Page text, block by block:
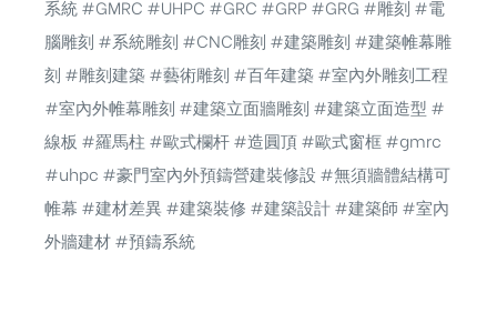
系統 #GMRC #UHPC #GRC #GRP #GRG #雕刻 #電
腦雕刻 #系統雕刻 #CNC雕刻 #建築雕刻 #建築帷幕雕
刻 #雕刻建築 #藝術雕刻 #百年建築 #室內外雕刻工程
#室內外帷幕雕刻 #建築立面牆雕刻 #建築立面造型 #
線板 #羅馬柱 #歐式欄杆 #造圓頂 #歐式窗框 #gmrc
#uhpc #豪門室內外預鑄營建裝修設 #無須牆體結構可
帷幕 #建材差異 #建築裝修 #建築設計 #建築師 #室內
外牆建材 #預鑄系統